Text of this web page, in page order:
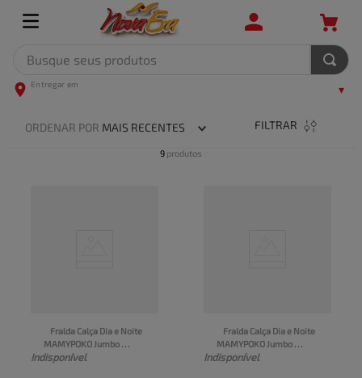
ORDENAR POR MAIS RECENTES FILTRAR
9 produtos
Fralda Calça Dia e Noite
MAMYPOKO Jumbo
Tamanho M Pacote 34 Un
Indisponível
Fralda Calça Dia e Noite
MAMYPOKO Jumbo
Tamnho G Pacote 30 Un
Indisponível
TERMOS MAIS BUSCADOS